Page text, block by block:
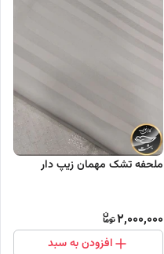
ملحفه تشک مهمان زیپ دار
2,000,000
افزودن به سبد